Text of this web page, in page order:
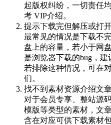
起版权纠纷，一切责任
考 VIP介绍。
提示下载完但解压或打
最常见的情况是下载不
盘上的容量，若小于网
是浏览器下载的bug，建
若排除这种情况，可在
们。
找不到素材资源介绍文
对于会员专享、整站源
模版等类型的素材，文
含在对应可供下载素材